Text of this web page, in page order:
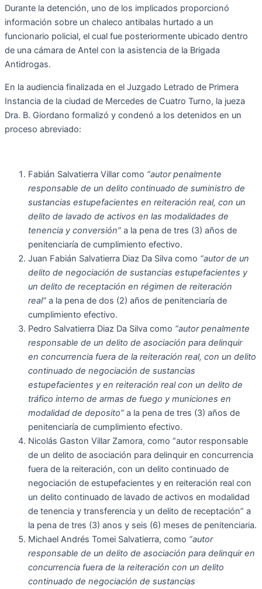
Durante la detención, uno de los implicados proporcionó
información sobre un chaleco antibalas hurtado a un
funcionario policial, el cual fue posteriormente ubicado dentro
de una cámara de Antel con la asistencia de la Brigada
Antidrogas.
En la audiencia finalizada en el Juzgado Letrado de Primera
Instancia de la ciudad de Mercedes de Cuatro Turno, la jueza
Dra. B. Giordano formalizó y condenó a los detenidos en un
proceso abreviado:
Fabián Salvatierra Villar como “autor penalmente
responsable de un delito continuado de suministro de
sustancias estupefacientes en reiteración real, con un
delito de lavado de activos en las modalidades de
tenencia y conversión” a la pena de tres (3) años de
penitenciaría de cumplimiento efectivo.
Juan Fabián Salvatierra Diaz Da Silva como “autor de un
delito de negociación de sustancias estupefacientes y
un delito de receptación en régimen de reiteración
real” a la pena de dos (2) años de penitenciaría de
cumplimiento efectivo.
Pedro Salvatierra Diaz Da Silva como “autor penalmente
responsable de un delito de asociación para delinquir
en concurrencia fuera de la reiteración real, con un delito
continuado de negociación de sustancias
estupefacientes y en reiteración real con un delito de
tráfico interno de armas de fuego y municiones en
modalidad de deposito” a la pena de tres (3) años de
penitenciaría de cumplimiento efectivo.
Nicolás Gaston Villar Zamora, como “autor responsable
de un delito de asociación para delinquir en concurrencia
fuera de la reiteración, con un delito continuado de
negociación de estupefacientes y en reiteración real con
un delito continuado de lavado de activos en modalidad
de tenencia y transferencia y un delito de receptación” a
la pena de tres (3) anos y seis (6) meses de penitenciaria.
Michael Andrés Tomei Salvatierra, como “autor
responsable de un delito de asociación para delinquir en
concurrencia fuera de la reiteración con un delito
continuado de negociación de sustancias